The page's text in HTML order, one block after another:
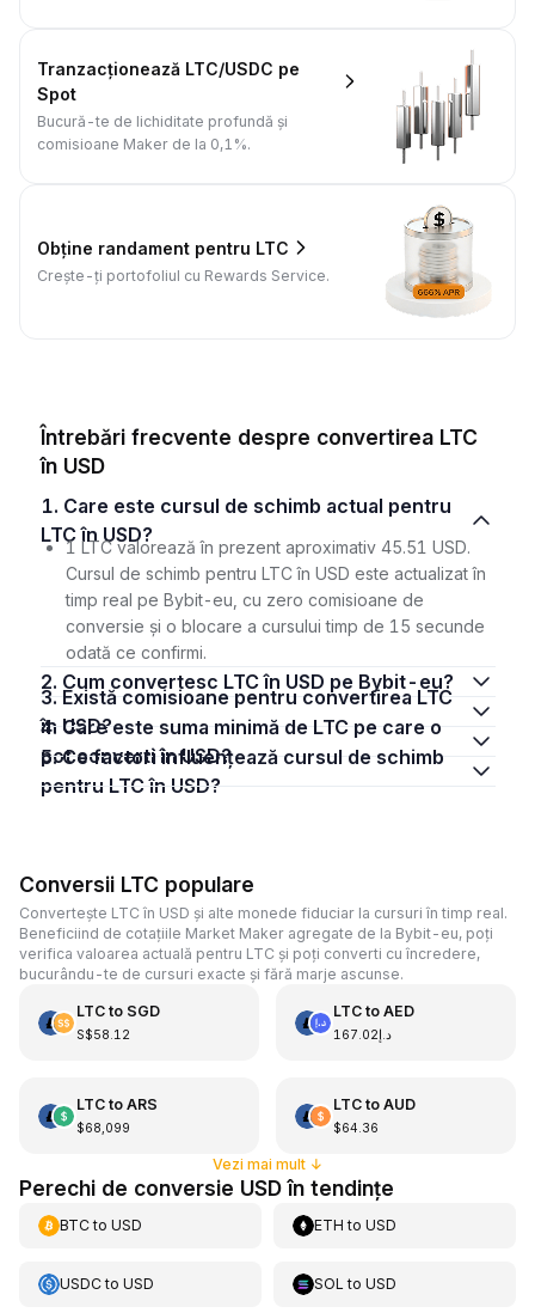
Tranzacționează LTC/USDC pe
Spot
Bucură-te de lichiditate profundă și
comisioane Maker de la 0,1%.
Obține randament pentru LTC
Crește-ți portofoliul cu Rewards Service.
Întrebări frecvente despre convertirea LTC
în USD
1. Care este cursul de schimb actual pentru
LTC în USD?
1 LTC valorează în prezent aproximativ 45.51 USD.
Cursul de schimb pentru LTC în USD este actualizat în
timp real pe Bybit-eu, cu zero comisioane de
conversie și o blocare a cursului timp de 15 secunde
odată ce confirmi.
2. Cum convertesc LTC în USD pe Bybit-eu?
3. Există comisioane pentru convertirea LTC
în USD?
4. Care este suma minimă de LTC pe care o
pot converti în USD?
5. Ce factori influențează cursul de schimb
pentru LTC în USD?
Conversii LTC populare
Convertește LTC în USD și alte monede fiduciar la cursuri în timp real.
Beneficiind de cotațiile Market Maker agregate de la Bybit-eu, poți
verifica valoarea actuală pentru LTC și poți converti cu încredere,
bucurându-te de cursuri exacte și fără marje ascunse.
LTCto SGD
S$58.12
LTCto AED
د.إ167.02
LTCto ARS
$68,099
LTCto AUD
$64.36
Vezi mai mult↓
Perechi de conversie USD în tendințe
BTCto USD ETH toUSD
USDCto USD SOL toUSD